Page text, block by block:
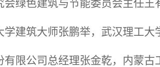
绿色建筑与节能委员会主任
建筑大师张鹏举，武汉理工
限公司总经理张金乾，内蒙